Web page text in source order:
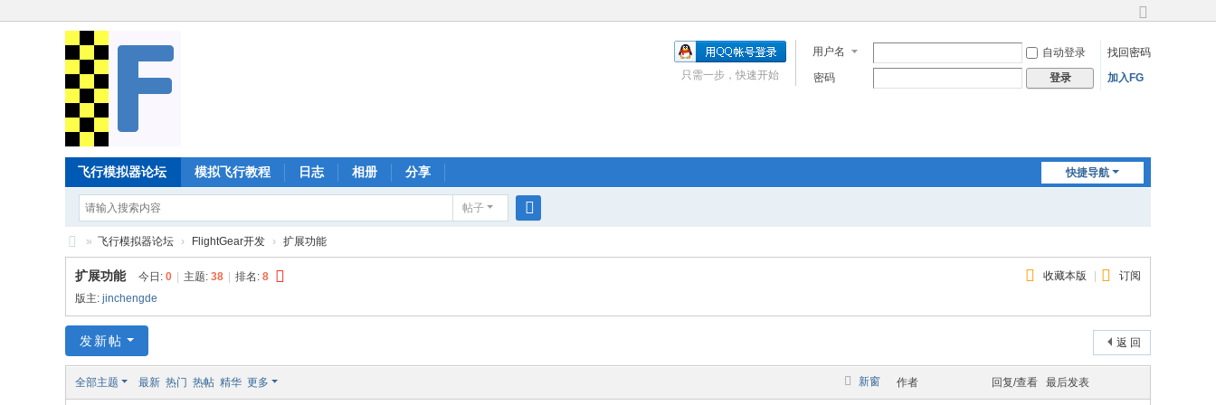
换
到
宽
用户名 自动登录
找回密码
密码
登录 加入FG
只需一步，快速开始
快捷导航
飞行模拟器论坛 模拟飞行教程 日志 相册 分享
帖子
索
Fl
ig
ht
r
» 飞行模拟器论坛 › FlightGear开发 › 扩展功能
收藏本版 订阅
扩展功能 今日: 0 主题: 38 排名: 8
版主: jinchengde
返 回
发新帖
新窗
全部主题 最新 热门 热帖 精华 更多 作者 回复/查看 最后发表